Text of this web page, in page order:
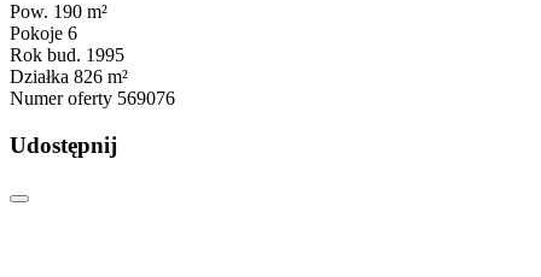
Pow. 190 m²
Pokoje 6
Rok bud. 1995
Działka 826 m²
Numer oferty 569076
Udostępnij